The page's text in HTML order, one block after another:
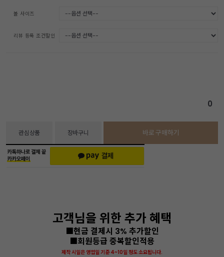
볼 사이즈
리뷰 등록 조건할인
0
관심상품 장바구니 바로 구매하기
고객님을 위한 추가 혜택
■현금 결제시 3% 추가할인
■회원등급 중복할인적용
제작 시일은 영업일 기준 4~10일 정도 소요됩니다.